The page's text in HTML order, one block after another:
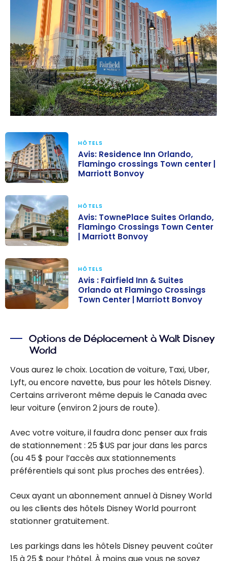
Inn Orlando,
Flamingo
crossings Town
center |
Bonvoy
HÔTELS
Avis: Residence Inn Orlando,
Flamingo crossings Town center |
Marriott Bonvoy
TownePlace
Suites Orlando,
Flamingo
Crossings Town
Bonvoy
HÔTELS
Avis: TownePlace Suites Orlando,
Flamingo Crossings Town Center
| Marriott Bonvoy
Orlando at
Flamingo
Crossings Town
Center |
Marriott
Bonvoy
HÔTELS
Avis : Fairfield Inn & Suites
Orlando at Flamingo Crossings
Town Center | Marriott Bonvoy
Options de Déplacement à Walt Disney
World
Vous aurez le choix. Location de voiture, Taxi, Uber,
Lyft, ou encore navette, bus pour les hôtels Disney.
Certains arriveront même depuis le Canada avec
leur voiture (environ 2 jours de route).
Avec votre voiture, il faudra donc penser aux frais
de stationnement : 25 $US par jour dans les parcs
(ou 45 $ pour l’accès aux stationnements
préférentiels qui sont plus proches des entrées).
Ceux ayant un abonnement annuel à Disney World
ou les clients des hôtels Disney World pourront
stationner gratuitement.
Les parkings dans les hôtels Disney peuvent coûter